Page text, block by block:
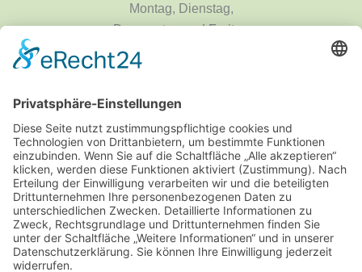
Montag, Dienstag,
Donnerstag und Freitag
9 - 14 Uhr
Informationen
Über uns
Produktanfrage